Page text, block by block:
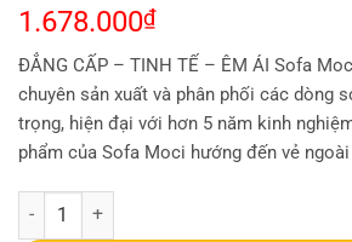
1.678.000₫
ĐẲNG CẤP – TINH TẾ – ÊM ÁI Sofa
chuyên sản xuất và phân phối các dòng
trọng, hiện đại với hơn 5 năm kinh
phẩm của Sofa Moci hướng đến vẻ
Bàn Sofa Gỗ Tự Nhiên Twist số lượng